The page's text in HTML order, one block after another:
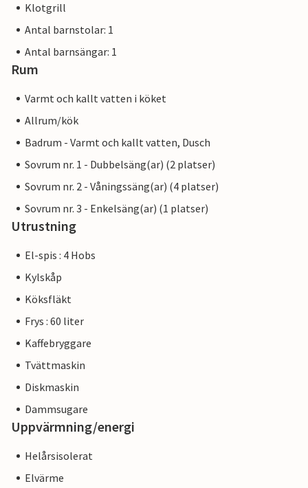
Klotgrill
Antal barnstolar: 1
Antal barnsängar: 1
Rum
Varmt och kallt vatten i köket
Allrum/kök
Badrum - Varmt och kallt vatten, Dusch
Sovrum nr. 1 - Dubbelsäng(ar) (2 platser)
Sovrum nr. 2 - Våningssäng(ar) (4 platser)
Sovrum nr. 3 - Enkelsäng(ar) (1 platser)
Utrustning
El-spis : 4 Hobs
Kylskåp
Köksfläkt
Frys : 60 liter
Kaffebryggare
Tvättmaskin
Diskmaskin
Dammsugare
Uppvärmning/energi
Helårsisolerat
Elvärme